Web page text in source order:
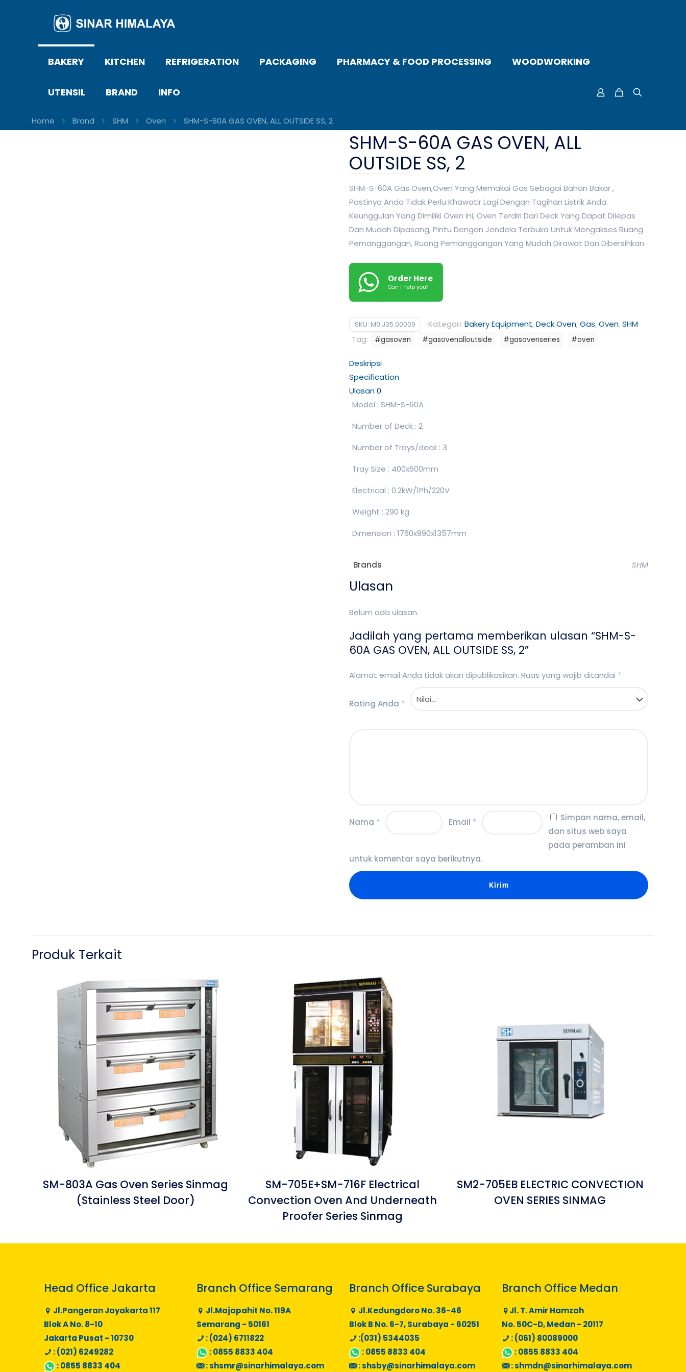
BAKERY KITCHEN REFRIGERATION PACKAGING PHARMACY & FOOD PROCESSING WOODWORKING
UTENSIL BRAND INFO
Home Brand SHM Oven SHM-S-60A GAS OVEN, ALL OUTSIDE SS, 2
SHM-S-60A GAS OVEN, ALL
OUTSIDE SS, 2
SHM-S-60A Gas Oven,Oven Yang Memakai Gas Sebagai Bahan Bakar ,
Pastinya Anda Tidak Perlu Khawatir Lagi Dengan Tagihan Listrik Anda.
Keunggulan Yang Dimiliki Oven Ini, Oven Terdiri Dari Deck Yang Dapat Dilepas
Dan Mudah Dipasang, Pintu Dengan Jendela Terbuka Untuk Mengakses Ruang
Pemanggangan, Ruang Pemanggangan Yang Mudah Dirawat Dan Dibersihkan
Order Here
Can I help you?
SKU: M0.J35.00009 Kategori: Bakery Equipment,Deck Oven,Gas,Oven,SHM
Tag:
#gasoven #gasovenalloutside #gasovenseries #oven
Deskripsi
Specification
Ulasan0
Model : SHM-S-60A
Number of Deck : 2
Number of Trays/deck : 3
Tray Size : 400x600mm
Electrical : 0.2kW/1Ph/220V
Weight : 290 kg
Dimension : 1760x990x1357mm
Brands SHM
Ulasan
Belum ada ulasan.
Jadilah yang pertama memberikan ulasan “SHM-S-
60A GAS OVEN, ALL OUTSIDE SS, 2”
Alamat email Anda tidak akan dipublikasikan. Ruas yang wajib ditandai *
Rating Anda *
Nama * Email *
Simpan nama, email,
dan situs web saya
pada peramban ini
untuk komentar saya berikutnya.
Produk Terkait
SM-803A Gas Oven Series Sinmag
(Stainless Steel Door)
SM-705E+SM-716F Electrical
Convection Oven And Underneath
Proofer Series Sinmag
SM2-705EB ELECTRIC CONVECTION
OVEN SERIES SINMAG
Head Office Jakarta
Jl.Pangeran Jayakarta 117
Blok A No. 8-10
Jakarta Pusat - 10730
: (021) 6249282
:0855 8833 404
Branch Office Semarang
Jl.Majapahit No. 119A
Semarang - 50161
: (024) 6711822
:0855 8833 404
:shsmr@sinarhimalaya.com
Branch Office Surabaya
Jl.Kedungdoro No. 36-46
Blok B No. 6-7, Surabaya - 60251
:(031) 5344035
:0855 8833 404
:shsby@sinarhimalaya.com
Branch Office Medan
Jl. T. Amir Hamzah
No. 50C-D, Medan - 20117
: (061) 80089000
:0855 8833 404
:shmdn@sinarhimalaya.com